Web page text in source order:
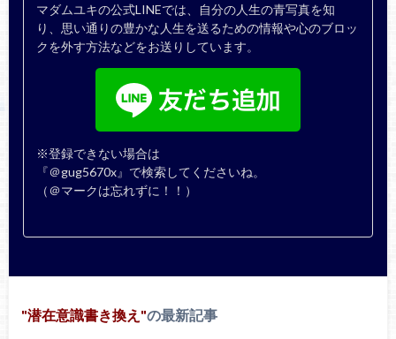
マダムユキの公式LINEでは、自分の人生の青写真を知
り、思い通りの豊かな人生を送るための情報や心のブロッ
クを外す方法などをお送りしています。
※登録できない場合は
『＠gug5670x』で検索してくださいね。
（＠マークは忘れずに！！）
潜在意識書き換え の最新記事